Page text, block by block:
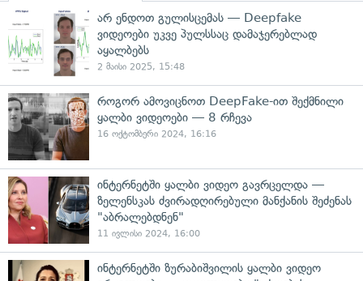
არ ენდოთ გულისცემას — Deepfake
ვიდეოები უკვე პულსსაც დამაჯერებლად
აყალბებს
2 მაისი 2025, 15:48
როგორ ამოვიცნოთ DeepFake-ით შექმნილი
ყალბი ვიდეოები — 8 რჩევა
16 ოქტომბერი 2024, 16:16
ინტერნეტში ყალბი ვიდეო გავრცელდა —
ზელენსკას ძვირადღირებული მანქანის შეძენას
"აბრალებდნენ"
11 ივლისი 2024, 16:00
ინტერნეტში ზურაბიშვილის ყალბი ვიდეო